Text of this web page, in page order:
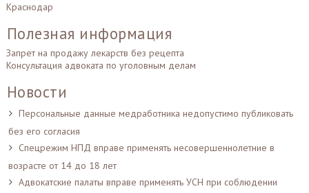
Краснодар
Полезная информация
Запрет на продажу лекарств без рецепта
Консультация адвоката по уголовным делам
Новости
Персональные данные медработника недопустимо публиковать
без его согласия
Спецрежим НПД вправе применять несовершеннолетние в
возрасте от 14 до 18 лет
Адвокатские палаты вправе применять УСН при соблюдении